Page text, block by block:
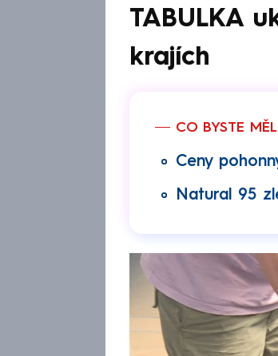
TABULKA
krajích
CO BYSTE
Ceny
Natural 95